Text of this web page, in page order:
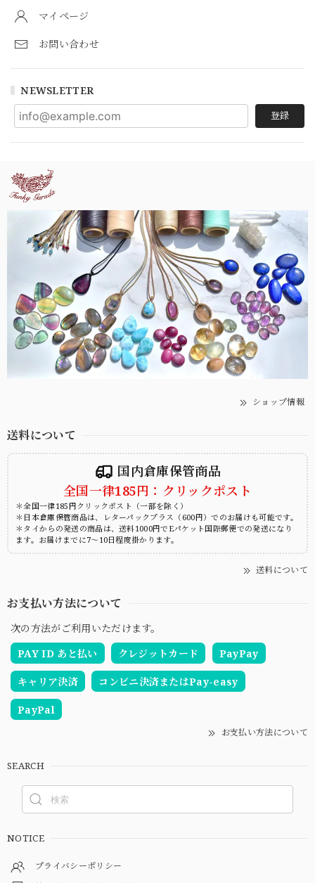
マイページ
お問い合わせ
NEWSLETTER
登録
ショップ情報
送料について
国内倉庫保管商品
全国一律185円：クリックポスト
＊全国一律185円クリックポスト（一部を除く）
＊日本倉庫保管商品は、レターパックプラス（600円）でのお届けも可能です。
＊タイからの発送の商品は、送料1000円でEパケット国際郵便での発送になり
ます。お届けまでに7～10日程度掛かります。
送料について
お支払い方法について
次の方法がご利用いただけます。
PAY ID あと払い
クレジットカード PayPay
キャリア決済 コンビニ決済またはPay-easy
PayPal
お支払い方法について
SEARCH
NOTICE
プライバシーポリシー